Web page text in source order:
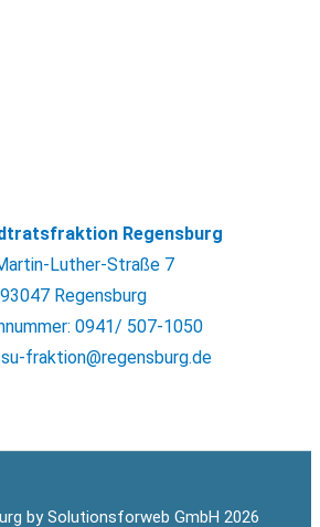
Regensburg
Luther-Straße 7
93047 Regensburg
0941/ 507-1050
fraktion@regensburg.de
by Solutionsforweb GmbH 2026